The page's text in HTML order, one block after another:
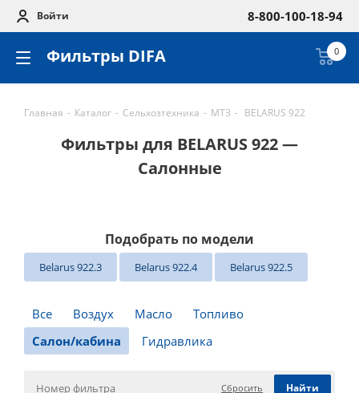
Войти 8-800-100-18-94
Фильтры DIFA 0
Главная - Каталог - Сельхозтехника - МТЗ - BELARUS 922
Фильтры для BELARUS 922 —
Салонные
Подобрать по модели
Belarus 922.3 Belarus 922.4 Belarus 922.5
Все Воздух Масло
Топливо
Салон/кабина
Гидравлика
Сбросить